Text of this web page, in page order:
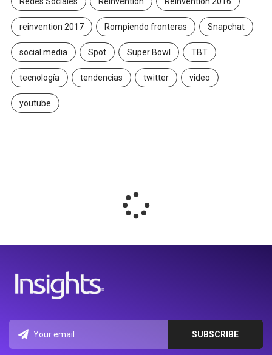
reinvention 2017 Rompiendo fronteras Snapchat
social media Spot Super Bowl TBT
tecnología tendencias twitter video
youtube